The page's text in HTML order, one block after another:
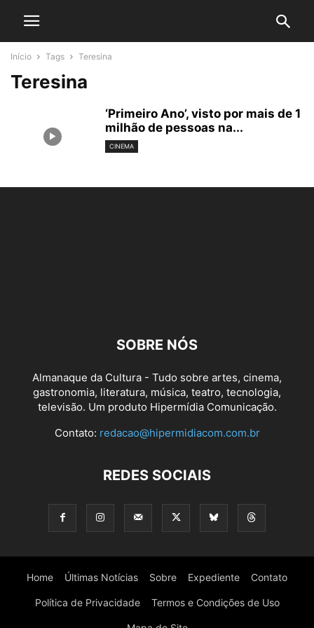
Início Tags Teresina
Teresina
‘Primeiro Ano’, visto por mais de 1
milhão de pessoas na...
CINEMA
SOBRE NÓS
Almanaque da Cultura - Tudo sobre artes, cinema,
gastronomia, literatura, música, teatro, tecnologia,
televisão. Um produto Hipermídia Comunicação.
Contato: redacao@hipermidiacom.com.br
REDES SOCIAIS
Home Últimas Notícias Sobre Expediente Contato
Política de Privacidade Termos e Condições de Uso